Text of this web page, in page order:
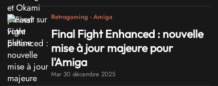
Retrogaming - Amiga
Final Fight Enhanced : nouvelle
mise à jour majeure pour
l'Amiga
Mar 30 décembre 2025